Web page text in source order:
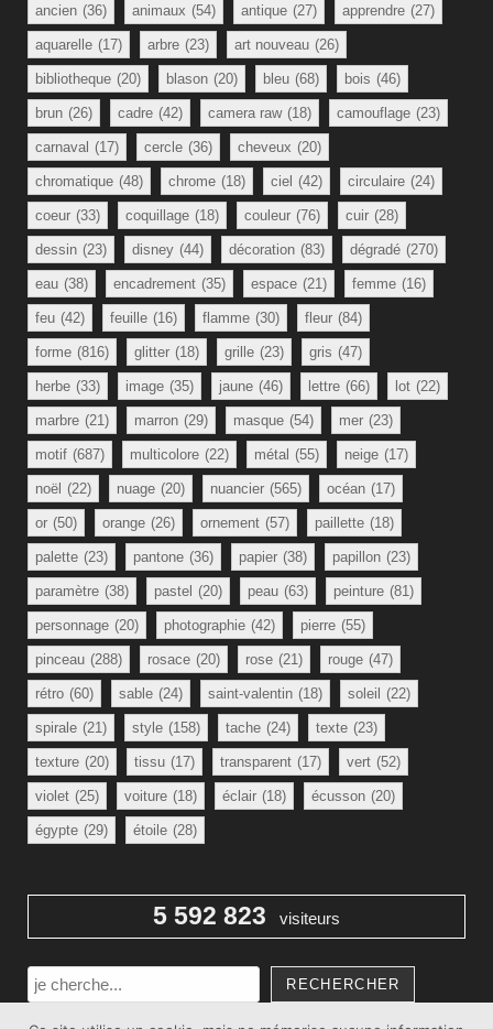
ancien (36) animaux (54) antique (27) apprendre (27)
aquarelle (17) arbre (23) art nouveau (26)
bibliotheque (20) blason (20) bleu (68) bois (46)
brun (26) cadre (42) camera raw (18) camouflage (23)
carnaval (17) cercle (36) cheveux (20)
chromatique (48) chrome (18) ciel (42) circulaire (24)
coeur (33) coquillage (18) couleur (76) cuir (28)
dessin (23) disney (44) décoration (83) dégradé (270)
eau (38) encadrement (35) espace (21) femme (16)
feu (42) feuille (16) flamme (30) fleur (84)
forme (816) glitter (18) grille (23) gris (47)
herbe (33) image (35) jaune (46) lettre (66) lot (22)
marbre (21) marron (29) masque (54) mer (23)
motif (687) multicolore (22) métal (55) neige (17)
noël (22) nuage (20) nuancier (565) océan (17)
or (50) orange (26) ornement (57) paillette (18)
palette (23) pantone (36) papier (38) papillon (23)
paramètre (38) pastel (20) peau (63) peinture (81)
personnage (20) photographie (42) pierre (55)
pinceau (288) rosace (20) rose (21) rouge (47)
rétro (60) sable (24) saint-valentin (18) soleil (22)
spirale (21) style (158) tache (24) texte (23)
texture (20) tissu (17) transparent (17) vert (52)
violet (25) voiture (18) éclair (18) écusson (20)
égypte (29) étoile (28)
5 592 823 visiteurs
Rechercher
RECHERCHER